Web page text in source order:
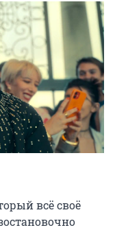
всё своё